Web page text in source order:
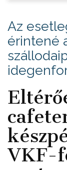
Az
érintené
VKF-